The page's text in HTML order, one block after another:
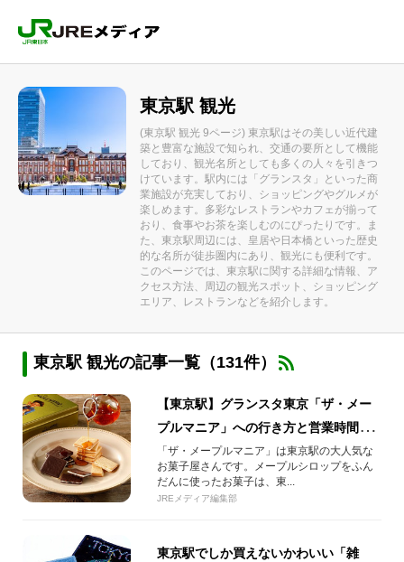
東京駅 観光
(東京駅 観光 9ページ) 東京駅はその美しい近代建
築と豊富な施設で知られ、交通の要所として機能
しており、観光名所としても多くの人々を引きつ
けています。駅内には「グランスタ」といった商
業施設が充実しており、ショッピングやグルメが
楽しめます。多彩なレストランやカフェが揃って
おり、食事やお茶を楽しむのにぴったりです。ま
た、東京駅周辺には、皇居や日本橋といった歴史
的な名所が徒歩圏内にあり、観光にも便利です。
このページでは、東京駅に関する詳細な情報、ア
クセス方法、周辺の観光スポット、ショッピング
エリア、レストランなどを紹介します。
東京駅 観光の記事一覧（131件）
【東京駅】グランスタ東京「ザ・メー
プルマニア」への行き方と営業時間を
ご紹介！東京駅限定土産ランキング第1
位「メープルバタークッキー」
「ザ・メープルマニア」は東京駅の大人気な
お菓子屋さんです。メープルシロップをふん
だんに使ったお菓子は、東...
JREメディア編集部
東京駅でしか買えないかわいい「雑